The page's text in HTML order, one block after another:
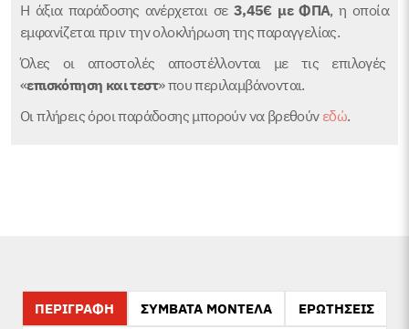
Η άξια παράδοσης ανέρχεται σε 3,45€ με ΦΠΑ, η οποία
εμφανίζεται πριν την ολοκλήρωση της παραγγελίας.
Όλες οι αποστολές αποστέλλονται με τις επιλογές
«επισκόπηση και τεστ» που περιλαμβάνονται.
Οι πλήρεις όροι παράδοσης μπορούν να βρεθούν εδώ.
ΠΕΡΙΓΡΑΦΗ ΣΥΜΒΑΤΑ ΜΟΝΤΕΛΑ ΕΡΩΤΗΣΕΙΣ